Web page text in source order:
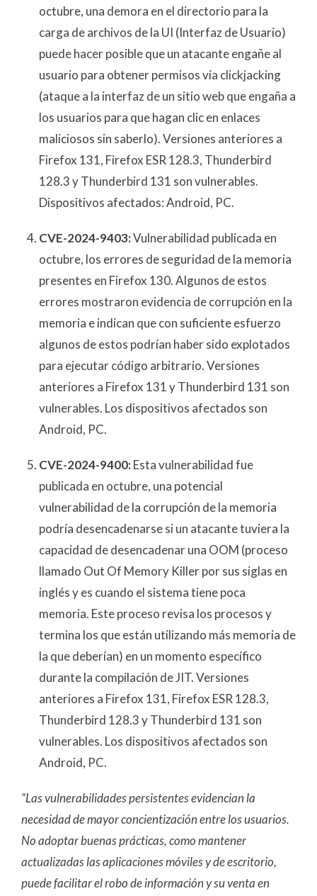
octubre, una demora en el directorio para la
carga de archivos de la UI (Interfaz de Usuario)
puede hacer posible que un atacante engañe al
usuario para obtener permisos vía clickjacking
(ataque a la interfaz de un sitio web que engaña a
los usuarios para que hagan clic en enlaces
maliciosos sin saberlo). Versiones anteriores a
Firefox 131, Firefox ESR 128.3, Thunderbird
128.3 y Thunderbird 131 son vulnerables.
Dispositivos afectados: Android, PC.
CVE-2024-9403:Vulnerabilidad publicada en
octubre, los errores de seguridad de la memoria
presentes en Firefox 130. Algunos de estos
errores mostraron evidencia de corrupción en la
memoria e indican que con suficiente esfuerzo
algunos de estos podrían haber sido explotados
para ejecutar código arbitrario. Versiones
anteriores a Firefox 131 y Thunderbird 131 son
vulnerables. Los dispositivos afectados son
Android, PC.
CVE-2024-9400:Esta vulnerabilidad fue
publicada en octubre, una potencial
vulnerabilidad de la corrupción de la memoria
podría desencadenarse si un atacante tuviera la
capacidad de desencadenar una OOM (proceso
llamado Out Of Memory Killer por sus siglas en
inglés y es cuando el sistema tiene poca
memoria. Este proceso revisa los procesos y
termina los que están utilizando más memoria de
la que deberían) en un momento específico
durante la compilación de JIT. Versiones
anteriores a Firefox 131, Firefox ESR 128.3,
Thunderbird 128.3 y Thunderbird 131 son
vulnerables. Los dispositivos afectados son
Android, PC.
“Las vulnerabilidades persistentes evidencian la
necesidad de mayor concientización entre los usuarios.
No adoptar buenas prácticas, como mantener
actualizadas las aplicaciones móviles y de escritorio,
puede facilitar el robo de información y su venta en